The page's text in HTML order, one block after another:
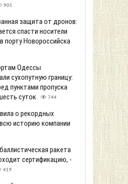
905
защита от дронов:
спасти носители
порту Новороссийска
Одессы
сухопутную границу:
пунктами пропуска
суток
744
о рекордных
историю компании
ракета
сертификацию, -
419